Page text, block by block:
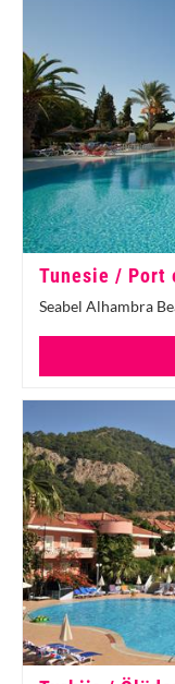
Tunesie / Port
Seabel Alhambra